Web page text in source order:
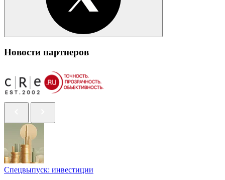
Новости партнеров
Спецвыпуск: инвестиции